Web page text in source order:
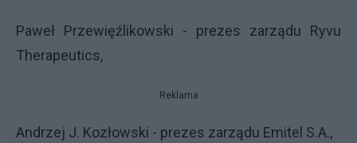
Paweł Przewięźlikowski - prezes zarządu Ryvu
Therapeutics,
Reklama
Andrzej J. Kozłowski - prezes zarządu Emitel S.A.,